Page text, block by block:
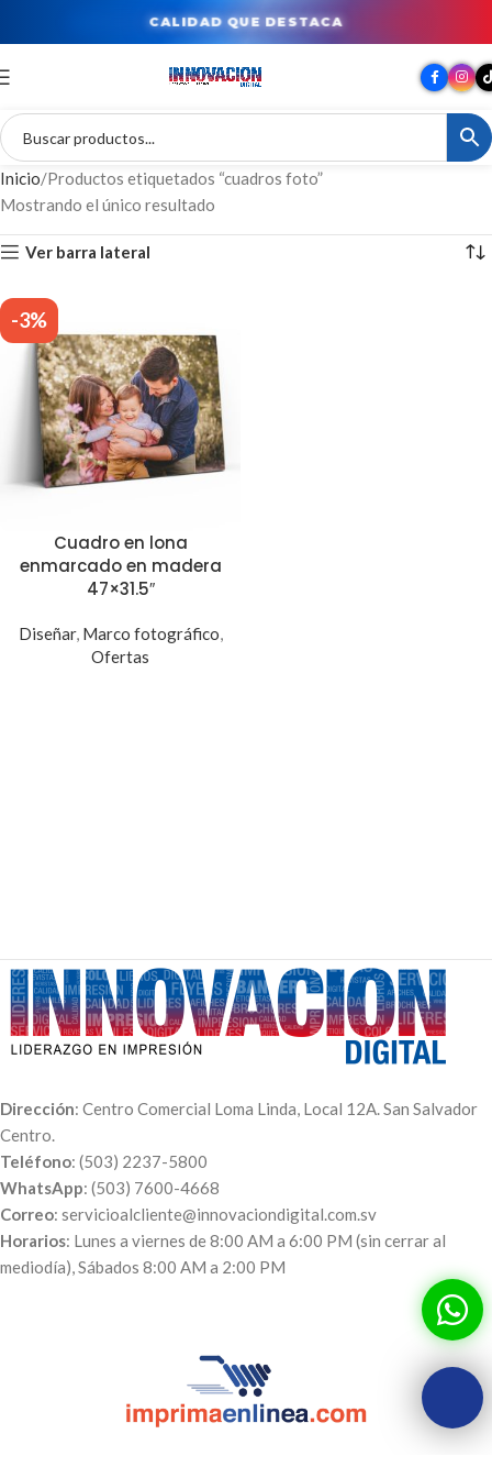
CALIDAD QUE DESTACA
Inicio Productos etiquetados “cuadros foto”
Mostrando el único resultado
Ver barra lateral
-3%
Cuadro en lona
enmarcado en madera
47×31.5″
Diseñar, Marco fotográfico,
Ofertas
Dirección: Centro Comercial Loma Linda, Local 12A. San Salvador
Centro.
Teléfono: (503) 2237-5800
WhatsApp: (503) 7600-4668
Correo: servicioalcliente@innovaciondigital.com.sv
Horarios: Lunes a viernes de 8:00 AM a 6:00 PM (sin cerrar al
mediodía), Sábados 8:00 AM a 2:00 PM